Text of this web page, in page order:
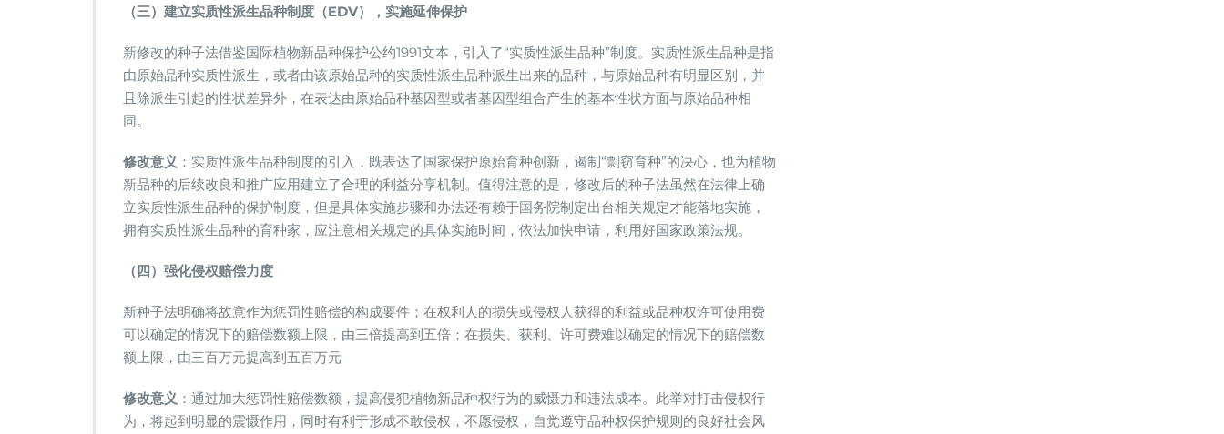
（三）建立实质性派生品种制度（EDV），实施延伸保护
新修改的种子法借鉴国际植物新品种保护公约1991文本，引入了“实质性派生品种”制度。实质性派生品种是指
由原始品种实质性派生，或者由该原始品种的实质性派生品种派生出来的品种，与原始品种有明显区别，并
且除派生引起的性状差异外，在表达由原始品种基因型或者基因型组合产生的基本性状方面与原始品种相
同。
修改意义 ：实质性派生品种制度的引入，既表达了国家保护原始育种创新，遏制“剽窃育种”的决心，也为植物
新品种的后续改良和推广应用建立了合理的利益分享机制。值得注意的是，修改后的种子法虽然在法律上确
立实质性派生品种的保护制度，但是具体实施步骤和办法还有赖于国务院制定出台相关规定才能落地实施，
拥有实质性派生品种的育种家，应注意相关规定的具体实施时间，依法加快申请，利用好国家政策法规。
（四）强化侵权赔偿力度
新种子法明确将故意作为惩罚性赔偿的构成要件；在权利人的损失或侵权人获得的利益或品种权许可使用费
可以确定的情况下的赔偿数额上限，由三倍提高到五倍；在损失、获利、许可费难以确定的情况下的赔偿数
额上限，由三百万元提高到五百万元
修改意义 ：通过加大惩罚性赔偿数额，提高侵犯植物新品种权行为的威慑力和违法成本。此举对打击侵权行
为，将起到明显的震慑作用，同时有利于形成不敢侵权，不愿侵权，自觉遵守品种权保护规则的良好社会风